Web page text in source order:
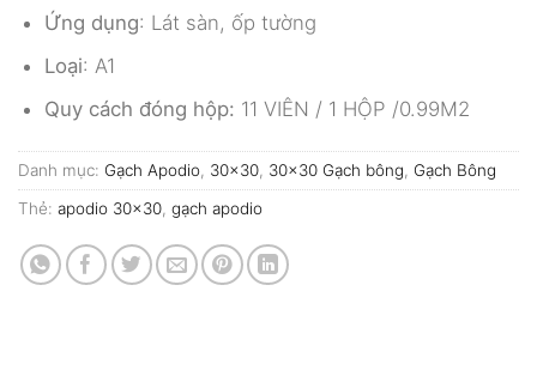
Ứng dụng: Lát sàn, ốp tường
Loại: A1
Quy cách đóng hộp: 11 VIÊN / 1 HỘP /0.99M2
Danh mục: Gạch Apodio, 30x30, 30x30 Gạch bông, Gạch Bông
Thẻ: apodio 30x30, gạch apodio